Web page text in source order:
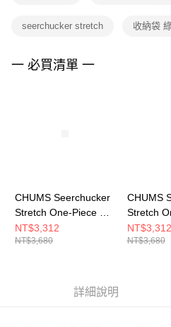
３．未成年的使用者請事先徵得法定代
４．使用「AFTEE先享後付」時，將依
seerchucker stretch 收納袋
一 必買清單 一
CHUMS Seerchucker
Stretch One-Piece 女
短袖洋裝(附收納袋) 深
藍 CH181371N001
NT$3,312
NT$3,680
CHUMS
Stretch
短袖洋裝(
色
NT$3,312
NT$3,680
詳細說明